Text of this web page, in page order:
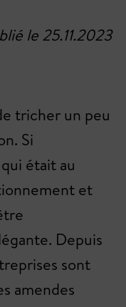
le 25.11.2023
tricher un peu
Si
était au
et
Depuis
sont
amendes